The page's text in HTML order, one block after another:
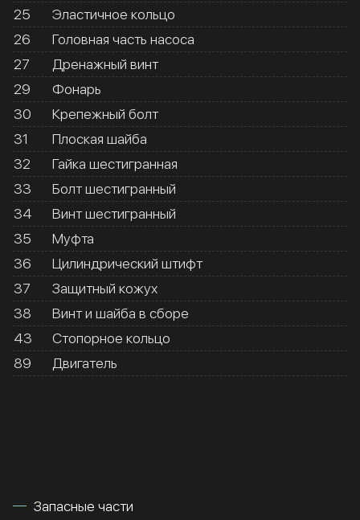
25
Эластичное кольцо
26
Головная часть насоса
27
Дренажный винт
29
Фонарь
30
Крепежный болт
31
Плоская шайба
32
Гайка шестигранная
33
Болт шестигранный
34
Винт шестигранный
35
Муфта
36
Цилиндрический штифт
37
Защитный кожух
38
Винт и шайба в сборе
43
Стопорное кольцо
89
Двигатель
Запасные части